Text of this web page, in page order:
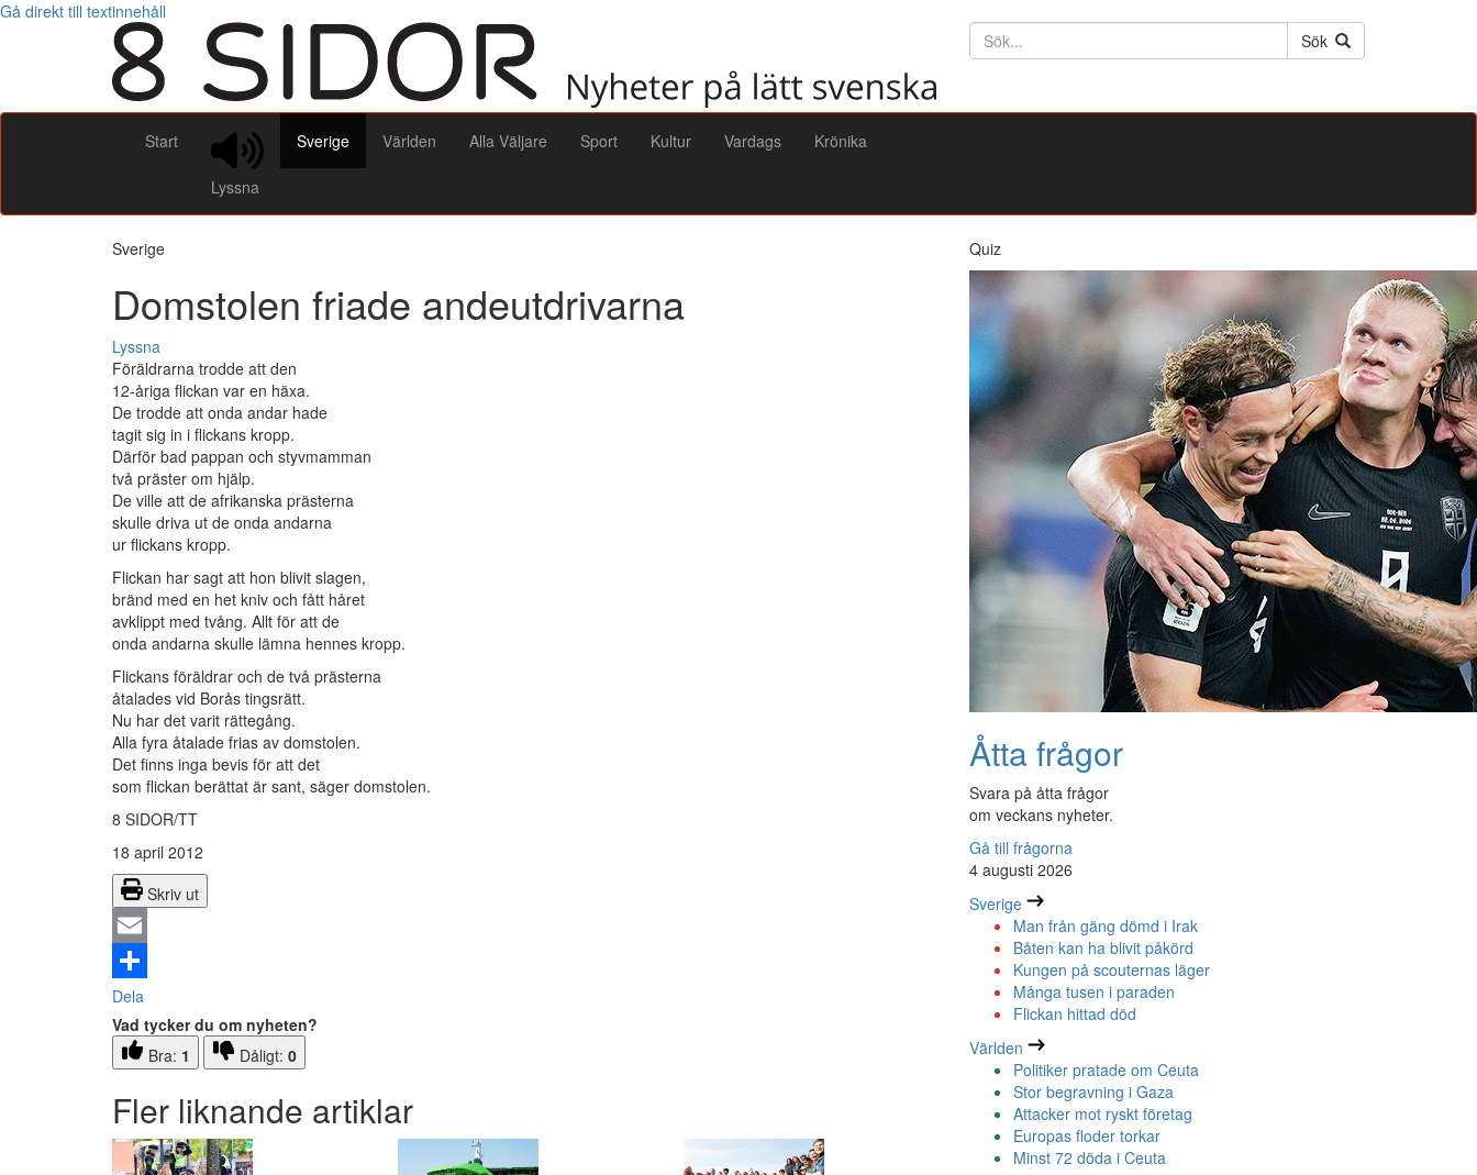
Gå direkt till textinnehåll
Söktext
Sök
Start
Lyssna
Sverige Världen Alla Väljare Sport Kultur Vardags Krönika
Sverige
Domstolen friade andeutdrivarna
Lyssna
Föräldrarna trodde att den
12-åriga flickan var en häxa.
De trodde att onda andar hade
tagit sig in i flickans kropp.
Därför bad pappan och styvmamman
två präster om hjälp.
De ville att de afrikanska prästerna
skulle driva ut de onda andarna
ur flickans kropp.
Flickan har sagt att hon blivit slagen,
bränd med en het kniv och fått håret
avklippt med tvång. Allt för att de
onda andarna skulle lämna hennes kropp.
Flickans föräldrar och de två prästerna
åtalades vid Borås tingsrätt.
Nu har det varit rättegång.
Alla fyra åtalade frias av domstolen.
Det finns inga bevis för att det
som flickan berättat är sant, säger domstolen.
8 SIDOR/TT
18 april 2012
Skriv ut
Email
Dela
Vad tycker du om nyheten?
Bra: 1 Dåligt: 0
Fler liknande artiklar
Quiz
Åtta frågor
Svara på åtta frågor
om veckans nyheter.
Gå till frågorna
4 augusti 2026
Sverige
Man från gäng dömd i Irak
Båten kan ha blivit påkörd
Kungen på scouternas läger
Många tusen i paraden
Flickan hittad död
Världen
Politiker pratade om Ceuta
Stor begravning i Gaza
Attacker mot ryskt företag
Europas floder torkar
Minst 72 döda i Ceuta